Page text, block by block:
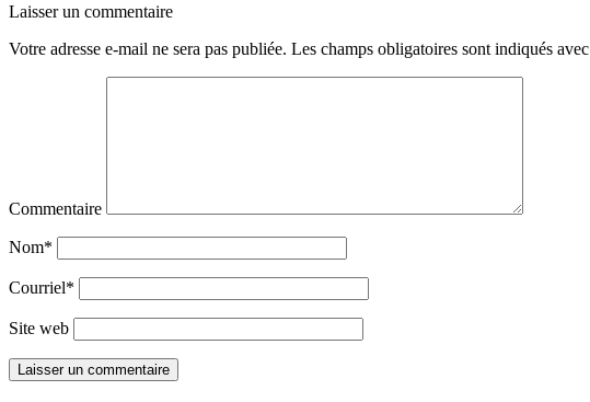
Laisser un commentaire
Votre adresse e-mail ne sera pas publiée. Les champs obligatoires sont indiqués avec
Commentaire
Nom*
Courriel*
Site web